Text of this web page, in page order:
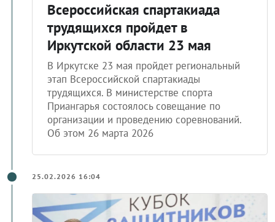
Всероссийская спартакиада
трудящихся пройдет в
Иркутской области 23 мая
В Иркутске 23 мая пройдет региональный
этап Всероссийской спартакиады
трудящихся. В министерстве спорта
Приангарья состоялось совещание по
организации и проведению соревнований.
Об этом 26 марта 2026
25.02.2026 16:04